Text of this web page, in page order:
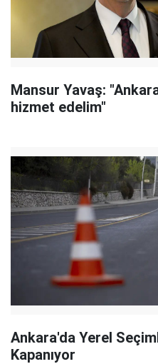
Mansur Yavaş:
hizmet edelim"
Ankara'da Yerel
Kapanıyor